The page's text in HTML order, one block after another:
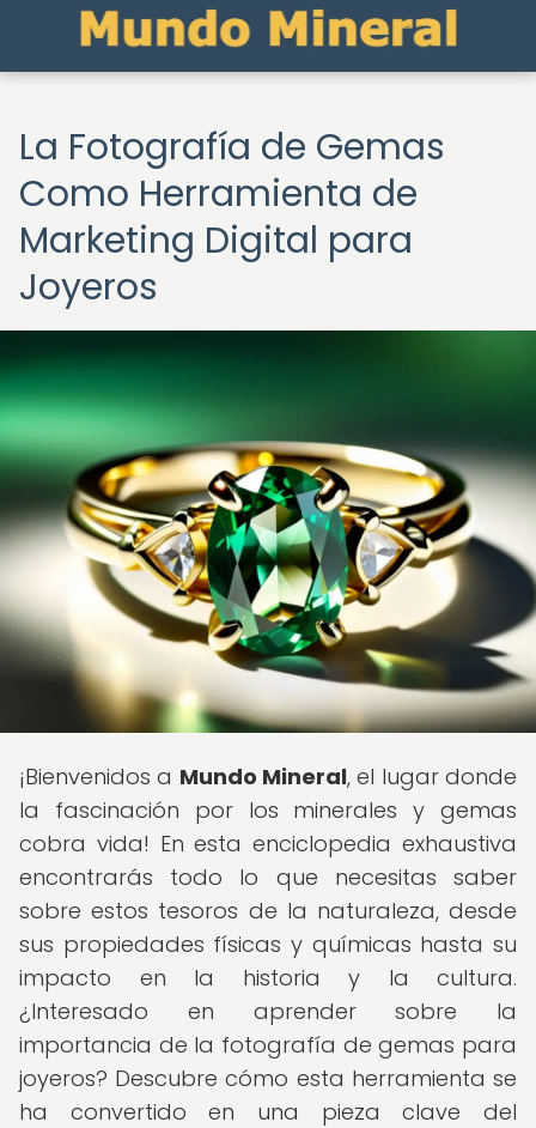
La Fotografía de Gemas
Como Herramienta de
Marketing Digital para
Joyeros
¡Bienvenidos a Mundo Mineral, el lugar donde
la fascinación por los minerales y gemas
cobra vida! En esta enciclopedia exhaustiva
encontrarás todo lo que necesitas saber
sobre estos tesoros de la naturaleza, desde
sus propiedades físicas y químicas hasta su
impacto en la historia y la cultura.
¿Interesado en aprender sobre la
importancia de la fotografía de gemas para
joyeros? Descubre cómo esta herramienta se
ha convertido en una pieza clave del